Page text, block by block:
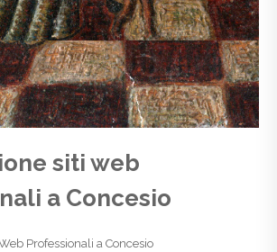
siti web
a Concesio
Professionali a Concesio